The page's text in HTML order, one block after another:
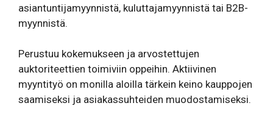
asiantuntijamyynnistä, kuluttajamyynnistä tai B2B-
myynnistä.
Perustuu kokemukseen ja arvostettujen
auktoriteettien toimiviin oppeihin. Aktiivinen
myyntityö on monilla aloilla tärkein keino kauppojen
saamiseksi ja asiakassuhteiden muodostamiseksi.